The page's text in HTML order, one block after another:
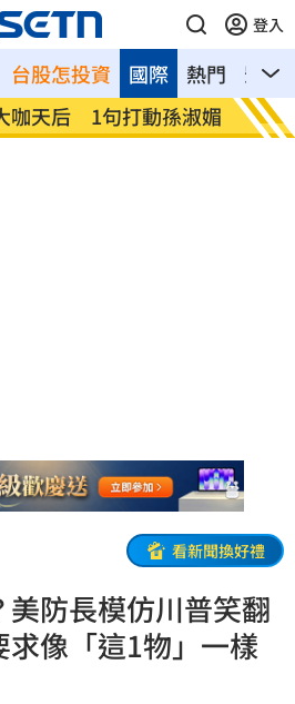
登入
台股怎投資 熱門 影音
國際
咖天后 1句打動孫淑媚 鬼門
看新聞換好禮
防長模仿川普笑翻
像「這1物」一樣